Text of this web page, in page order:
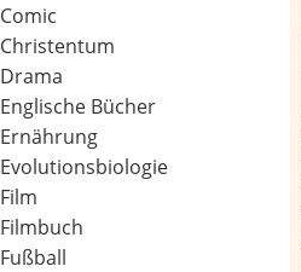
Comic
Christentum
Drama
Englische Bücher
Ernährung
Evolutionsbiologie
Film
Filmbuch
Fußball